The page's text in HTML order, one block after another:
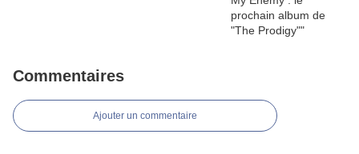
Commentaires
Ajouter un commentaire